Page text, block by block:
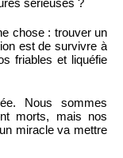
chose : trouver un
est de survivre à
friables et liquéfie
Nous sommes
morts, mais nos
miracle va mettre